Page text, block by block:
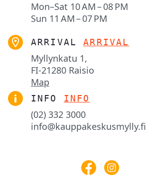
Mon–Sat 10 AM – 08 PM
Sun 11 AM – 07 PM
ARRIVAL ARRIVAL
Myllynkatu 1,
FI-21280 Raisio
Map
INFO INFO
(02) 332 3000
info@kauppakeskusmylly.fi